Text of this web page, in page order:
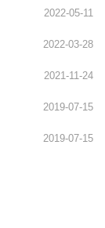
2022-05-11
2022-03-28
2021-11-24
2019-07-15
2019-07-15